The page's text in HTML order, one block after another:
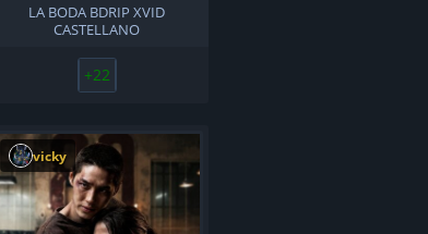
LA BODA BDRIP XVID
CASTELLANO
+22
vicky